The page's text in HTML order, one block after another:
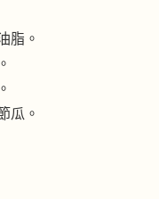
脂。
瓜。